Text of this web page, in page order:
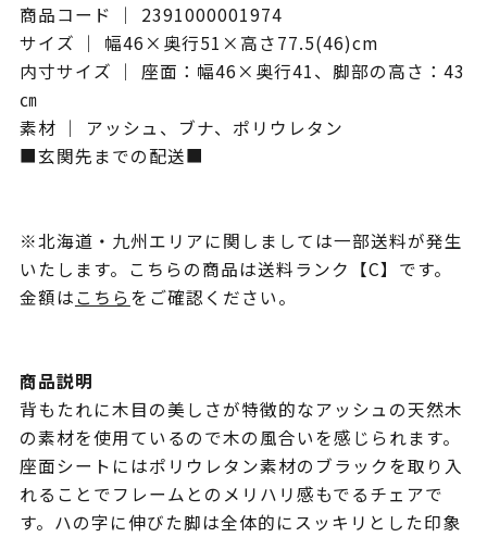
商品コード ｜ 2391000001974
サイズ ｜ 幅46×奥行51×高さ77.5(46)cm
内寸サイズ ｜ 座面：幅46×奥行41、脚部の高さ：43
㎝
素材 ｜ アッシュ、ブナ、ポリウレタン
■玄関先までの配送■
※北海道・九州エリアに関しましては一部送料が発生
いたします。こちらの商品は送料ランク【C】です。
金額はこちらをご確認ください。
商品説明
背もたれに木目の美しさが特徴的なアッシュの天然木
の素材を使用ているので木の風合いを感じられます。
座面シートにはポリウレタン素材のブラックを取り入
れることでフレームとのメリハリ感もでるチェアで
す。ハの字に伸びた脚は全体的にスッキリとした印象